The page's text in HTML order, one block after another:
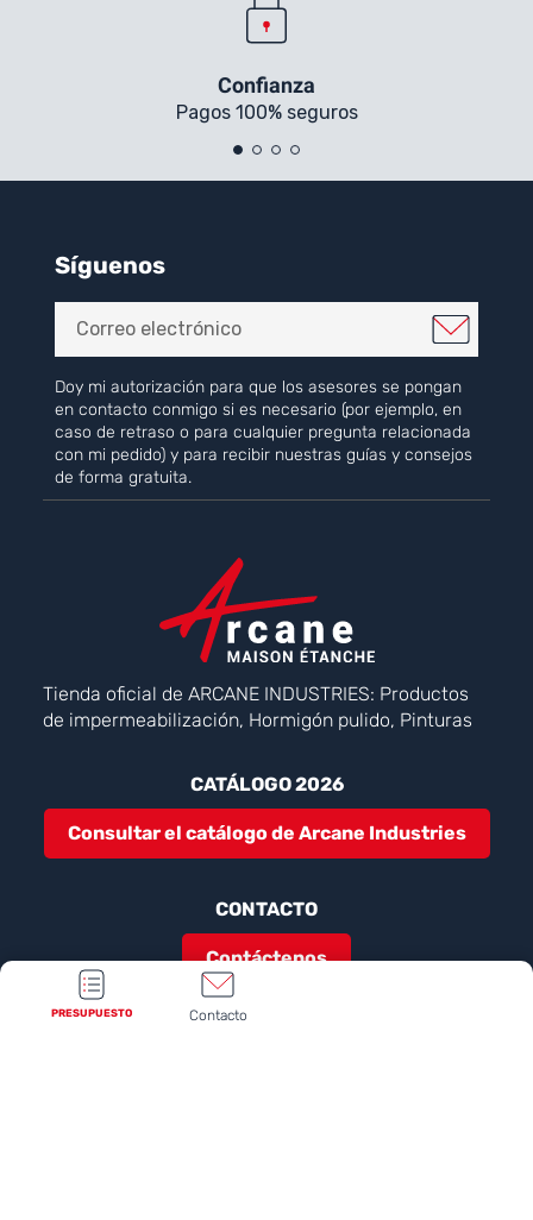
Confianza
Pagos 100% seguros
Síguenos
Doy mi autorización para que los asesores se pongan
en contacto conmigo si es necesario (por ejemplo, en
caso de retraso o para cualquier pregunta relacionada
con mi pedido) y para recibir nuestras guías y consejos
de forma gratuita.
Tienda oficial de ARCANE INDUSTRIES: Productos
de impermeabilización, Hormigón pulido, Pinturas
CATÁLOGO 2026
Consultar el catálogo de Arcane Industries
CONTACTO
Contáctenos
PRESUPUESTO Contacto